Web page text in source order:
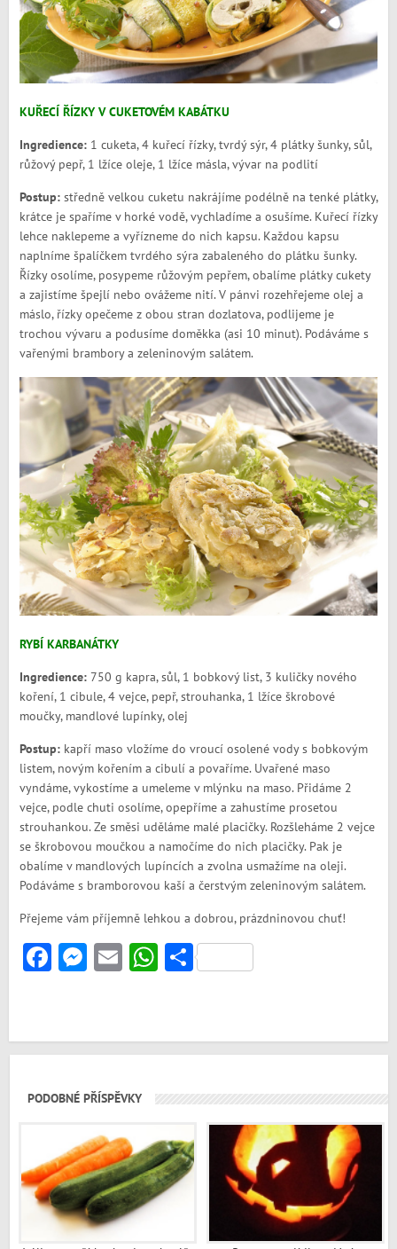
KUŘECÍ ŘÍZKY V CUKETOVÉM KABÁTKU
Ingredience:1 cuketa, 4 kuřecí řízky, tvrdý sýr, 4 plátky šunky, sůl,
růžový pepř, 1 lžíce oleje, 1 lžíce másla, vývar na podlití
Postup:středně velkou cuketu nakrájíme podélně na tenké plátky,
krátce je spaříme v horké vodě, vychladíme a osušíme. Kuřecí řízky
lehce naklepeme a vyřízneme do nich kapsu. Každou kapsu
naplníme špalíčkem tvrdého sýra zabaleného do plátku šunky.
Řízky osolíme, posypeme růžovým pepřem, obalíme plátky cukety
a zajistíme špejlí nebo ovážeme nití. V pánvi rozehřejeme olej a
máslo, řízky opečeme z obou stran dozlatova, podlijeme je
trochou vývaru a podusíme doměkka (asi 10 minut). Podáváme s
vařenými brambory a zeleninovým salátem.
RYBÍ KARBANÁTKY
Ingredience:750 g kapra, sůl, 1 bobkový list, 3 kuličky nového
koření, 1 cibule, 4 vejce, pepř, strouhanka, 1 lžíce škrobové
moučky, mandlové lupínky, olej
Postup:kapří maso vložíme do vroucí osolené vody s bobkovým
listem, novým kořením a cibulí a povaříme. Uvařené maso
vyndáme, vykostíme a umeleme v mlýnku na maso. Přidáme 2
vejce, podle chuti osolíme, opepříme a zahustíme prosetou
strouhankou. Ze směsi uděláme malé placičky. Rozšleháme 2 vejce
se škrobovou moučkou a namočíme do nich placičky. Pak je
obalíme v mandlových lupíncích a zvolna usmažíme na oleji.
Podáváme s bramborovou kaší a čerstvým zeleninovým salátem.
Přejeme vám příjemně lehkou a dobrou, prázdninovou chuť!
Facebook
Messenger
EmailWhatsApp
Share
PODOBNÉ PŘÍSPĚVKY